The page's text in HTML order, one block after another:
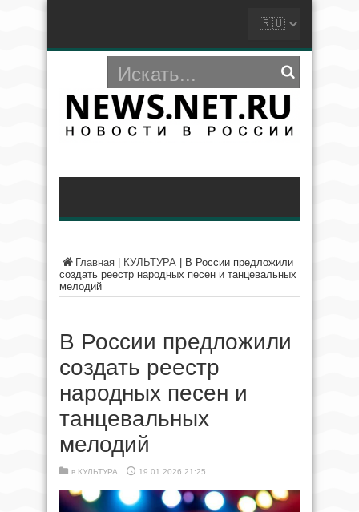
Главная КУЛЬТУРА
В России предложили
создать реестр народных песен и танцевальных
мелодий
В России предложили
создать реестр
народных песен и
танцевальных
мелодий
в КУЛЬТУРА 19.01.2026 21:25